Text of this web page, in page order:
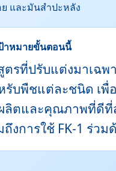
และมันสำปะหลัง
ป้าหมายขั้นตอนนี้
ตรที่ปรับแต่งมาเฉพ
รับพืชแต่ละชนิด เพื่อ
ลิตและคุณภาพที่ดีที่
ถึงการใช้ FK-1 ร่วม